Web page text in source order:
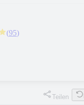
(95)
Teilen